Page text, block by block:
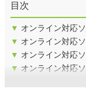
目次
▼ オンライン対応
▼ オンライン対応
▼ オンライン対応
▼ オンライン対応